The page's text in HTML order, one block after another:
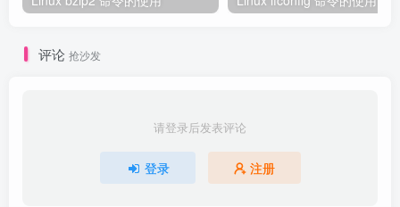
评论 抢沙发
请登录后发表评论
登录 注册